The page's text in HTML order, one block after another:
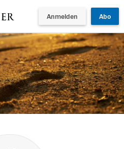
Anmelden Abo